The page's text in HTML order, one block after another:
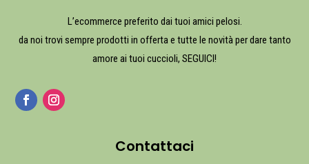
L’ecommerce preferito dai tuoi amici pelosi.
da noi trovi sempre prodotti in offerta e tutte le novità per dare tanto
amore ai tuoi cuccioli, SEGUICI!
Contattaci